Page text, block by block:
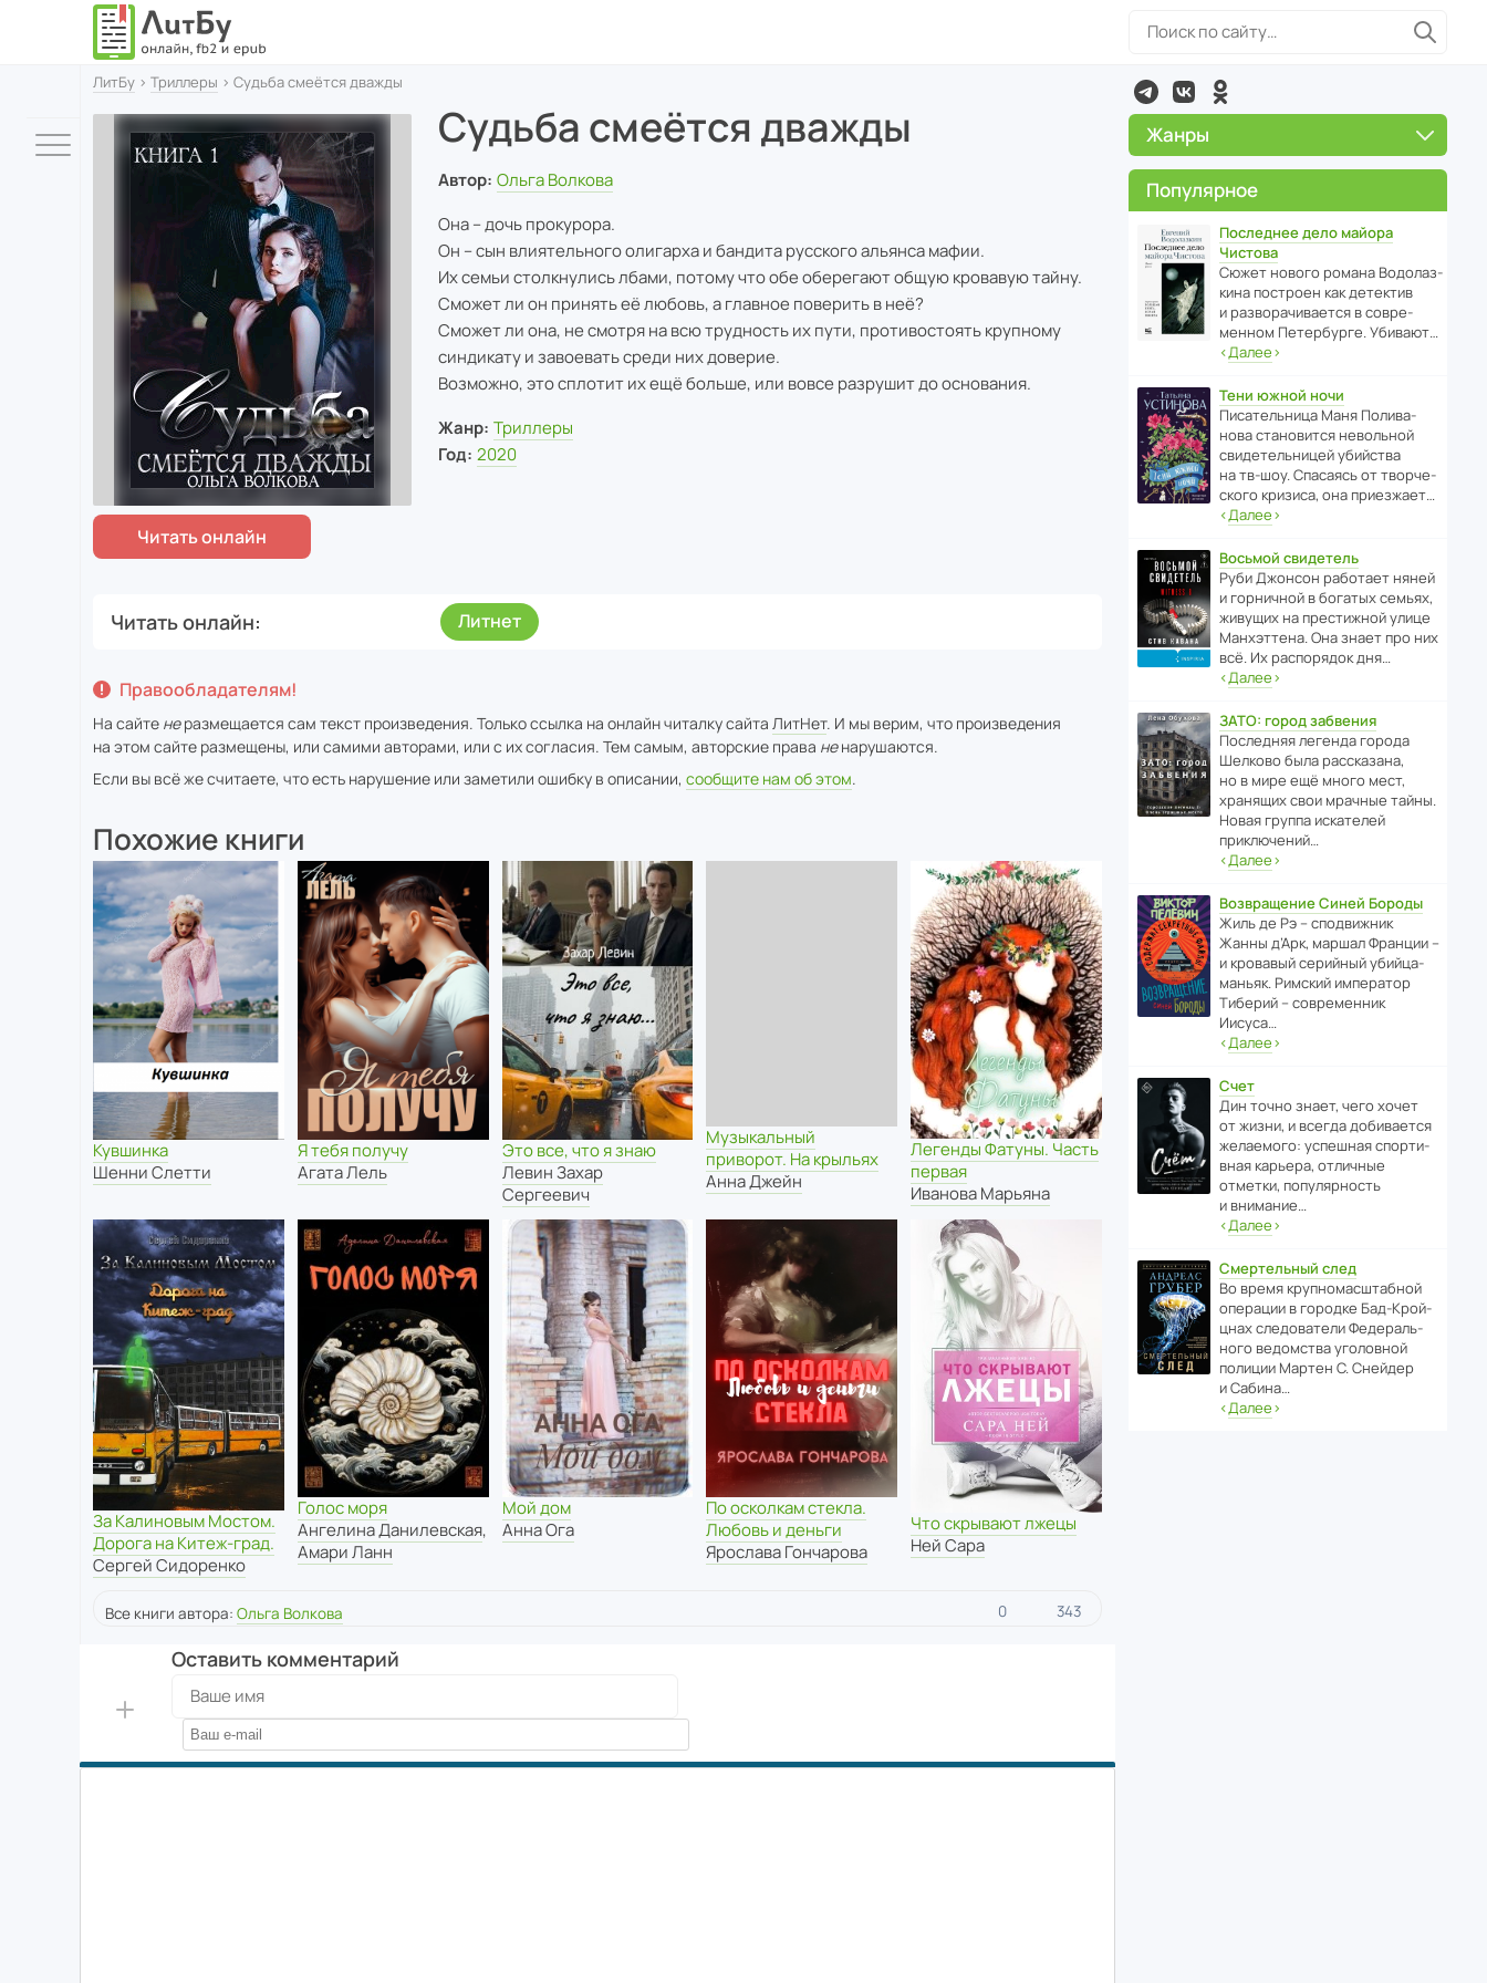
ЛитБу › Триллеры › Судьба смеётся дважды
Судьба смеётся дважды
Автор: Ольга Волкова
Она – дочь прокурора.
Он – сын влиятельного олигарха и бандита русского альянса мафии.
Их семьи столкнулись лбами, потому что обе оберегают общую кровавую тайну.
Сможет ли он принять её любовь, а главное поверить в неё?
Сможет ли она, не смотря на всю трудность их пути, противостоять крупному
синдикату и завоевать среди них доверие.
Возможно, это сплотит их ещё больше, или вовсе разрушит до основания.
Жанр: Триллеры
Год: 2020
Читать онлайн Литнет
Правообладателям!
На сайте неразмещается сам текст произведения. Только ссылка на онлайн читалку сайта ЛитНет. И мы верим, что произведения
на этом сайте размещены, или самими авторами, или с их согласия. Тем самым, авторские права ненарушаются.
Если вы всё же считаете, что есть нарушение или заметили ошибку в описании, сообщите нам об этом.
Похожие книги
Кувшинка
Шенни Слетти
Я тебя получу
Агата Лель
Это все, что я знаю
Левин Захар
Сергеевич
Музыкальный
приворот. На крыльях
Анна Джейн
Легенды Фатуны. Часть
первая
Иванова Марьяна
За Калиновым Мостом.
Дорога на Китеж-град.
Сергей Сидоренко
Голос моря
Ангелина Данилевская,
Амари Ланн
Мой дом
Анна Ога
По осколкам стекла.
Любовь и деньги
Ярослава Гончарова
Что скрывают лжецы
Ней Сара
Все книги автора: Ольга Волкова 0 343
Оставить комментарий
Жанры
Популярное
Последнее дело майора
Чистова
Сюжет нового романа Водо­ла­з­
кина пост­роен как дете­ктив
и разво­ра­чи­ва­ется в совре­
менном Пете­р­бурге. Убивают…
‹Далее›
Тени южной ночи
Писа­тель­ница Маня Поли­ва­
нова стано­вится невольной
свиде­тель­ницей убийства
на тв-шоу. Спасаясь от твор­че­
с­кого кризиса, она приезжает…
‹Далее›
Восьмой свидетель
Руби Джонсон рабо­тает няней
и горни­чной в богатых семьях,
живущих на прес­ти­жной улице
Манх­эт­тена. Она знает про них
всё. Их распо­рядок дня…
‹Далее›
ЗАТО: город забвения
После­дняя легенда города
Шелково была расска­зана,
но в мире ещё много мест,
хранящих свои мрачные тайны.
Новая группа иска­телей
приключений…
‹Далее›
Возвращение Синей Бороды
Жиль де Рэ – спод­ви­жник
Жанны д’Арк, маршал Франции –
и кровавый серийный убийца-
маньяк. Римский импе­ратор
Тиберий – совре­менник
Иисуса…
‹Далее›
Счет
Дин точно знает, чего хочет
от жизни, и всегда доби­ва­ется
жела­е­мого: успе­шная спор­ти­
вная карьера, отли­чные
отметки, попу­ля­р­ность
и внимание…
‹Далее›
Смертельный след
Во время круп­но­мас­ш­та­бной
операции в городке Бад‑Крой­
цнах следо­ва­тели Феде­раль­
ного ведомства уголо­вной
полиции Мартен С. Снейдер
и Сабина…
‹Далее›